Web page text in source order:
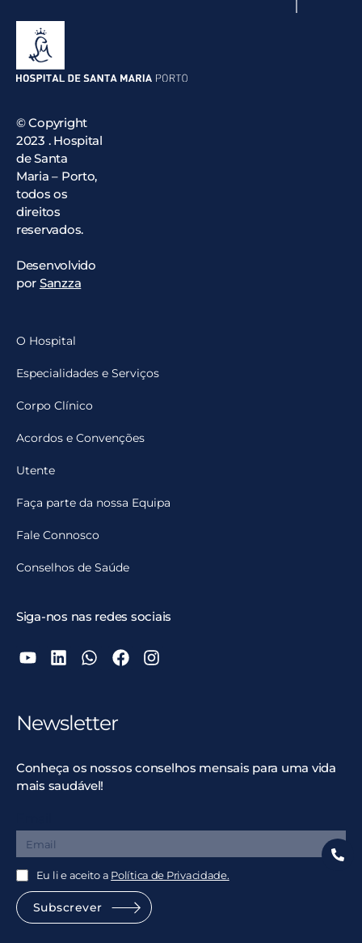
© Copyright
2023 . Hospital
de Santa
Maria – Porto,
todos os
direitos
reservados.
Desenvolvido
por Sanzza
O Hospital
Especialidades e Serviços
Corpo Clínico
Acordos e Convenções
Utente
Faça parte da nossa Equipa
Fale Connosco
Conselhos de Saúde
Siga-nos nas redes sociais
Newsletter
Conheça os nossos conselhos mensais para uma vida
mais saudável!
Eu li e aceito a Política de Privacidade.
Subscrever